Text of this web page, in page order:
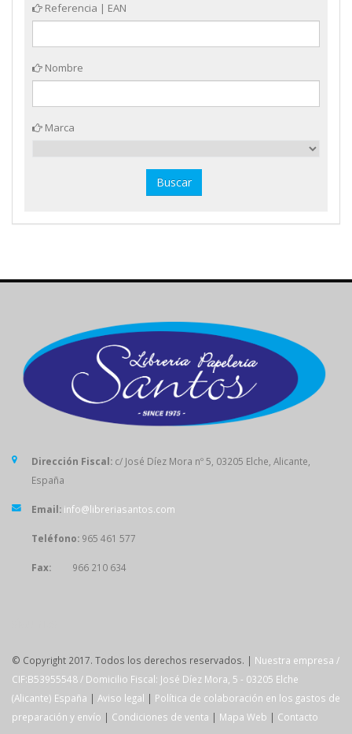
Referencia | EAN
Nombre
Marca
Dirección Fiscal: c/ José Díez Mora nº 5, 03205 Elche, Alicante,
España
Email: info@libreriasantos.com
Teléfono: 965 461 577
Fax: 966 210 634
© Copyright 2017. Todos los derechos reservados. | Nuestra empresa /
CIF:B53955548 / Domicilio Fiscal: José Díez Mora, 5 - 03205 Elche
(Alicante) España | Aviso legal | Política de colaboración en los gastos de
preparación y envío | Condiciones de venta | Mapa Web | Contacto